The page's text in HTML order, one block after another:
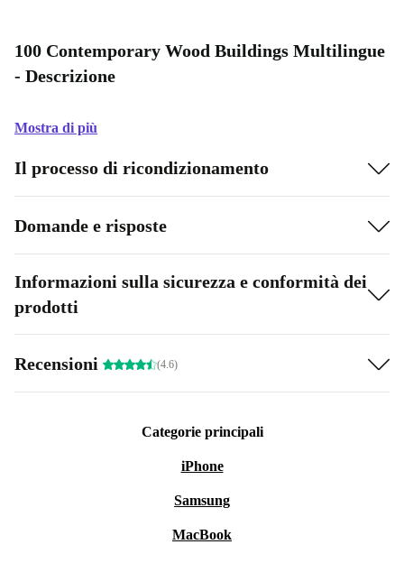
100 Contemporary Wood Buildings Multilingue
- Descrizione
Mostra di più
Il processo di ricondizionamento
Domande e risposte
Informazioni sulla sicurezza e conformità dei
prodotti
Recensioni (4.6)
Categorie principali
iPhone
Samsung
MacBook